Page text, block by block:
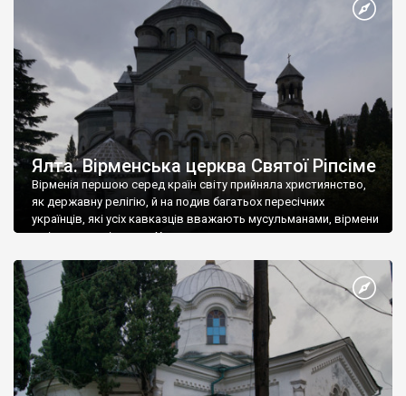
А потім було Хрещення Русі. На честь Херсонесу Таврійського
Ялта. Вірменська церква Святої Ріпсіме
Вірменія першою серед країн світу прийняла християнство,
як державну релігію, й на подив багатьох пересічних
українців, які усіх кавказців вважають мусульманами, вірмени
є відданими вірянами Христа